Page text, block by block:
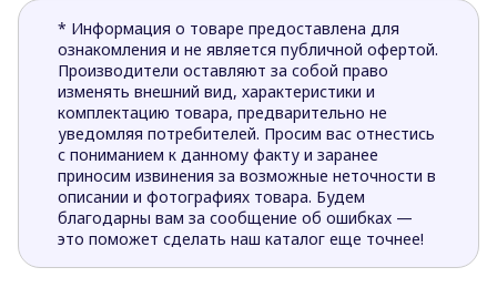
* Информация о товаре предоставлена для
ознакомления и не является публичной офертой.
Производители оставляют за собой право
изменять внешний вид, характеристики и
комплектацию товара, предварительно не
уведомляя потребителей. Просим вас отнестись
с пониманием к данному факту и заранее
приносим извинения за возможные неточности в
описании и фотографиях товара. Будем
благодарны вам за сообщение об ошибках —
это поможет сделать наш каталог еще точнее!